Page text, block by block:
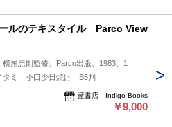
ルのテキスタイル Parco View
尾忠則監修、Parco出版、1983、1
タミ 小口少日焼け B5判
藍書店 Indigo Books
￥9,000